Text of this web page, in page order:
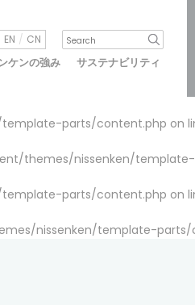
EN CN
ケンの強み サステナビリティ
parts/content.php on
themes/nissenken/
parts/content.php on
nissenken/template-parts/